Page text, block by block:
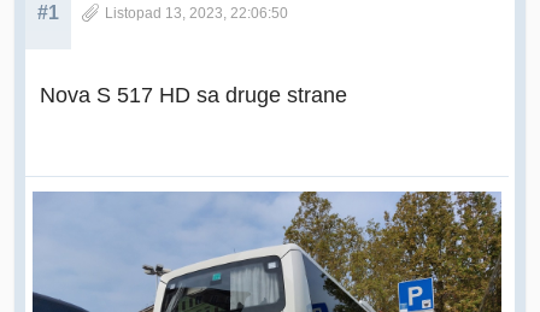
#1 Listopad 13, 2023, 22:06:50
Nova S 517 HD sa druge strane